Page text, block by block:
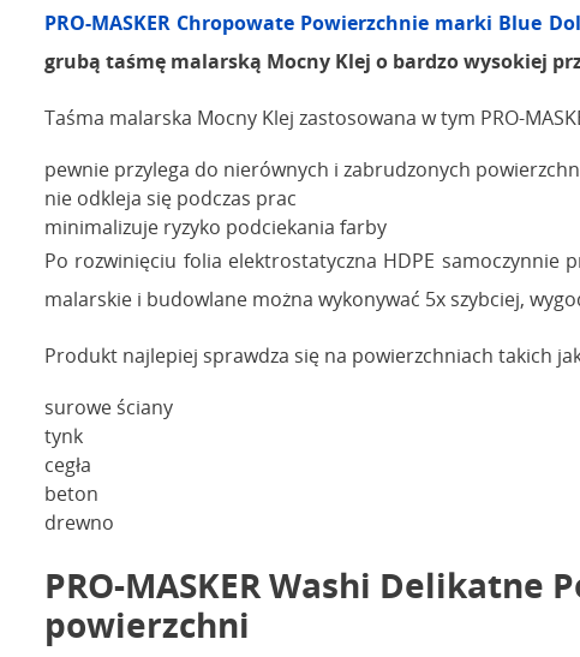
PRO-MASKER Chropowate Powierzchnie marki Blue
grubą taśmę malarską Mocny Klej o bardzo wysokiej
Taśma malarska Mocny Klej zastosowana w tym PRO-
pewnie przylega do nierównych i zabrudzonych
nie odkleja się podczas prac
minimalizuje ryzyko podciekania farby
Po rozwinięciu folia elektrostatyczna HDPE samoczynnie
malarskie i budowlane można wykonywać 5x szybciej,
Produkt najlepiej sprawdza się na powierzchniach takich
surowe ściany
tynk
cegła
beton
drewno
PRO-MASKER Washi
powierzchni